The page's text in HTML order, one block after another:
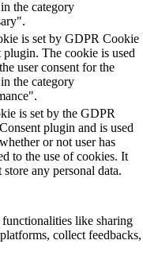
the category
is set by GDPR Cookie
plugin. The cookie is used
user consent for the
the category
is set by the GDPR
plugin and is used
or not user has
to the use of cookies. It
store any personal data.
like sharing
collect feedbacks,